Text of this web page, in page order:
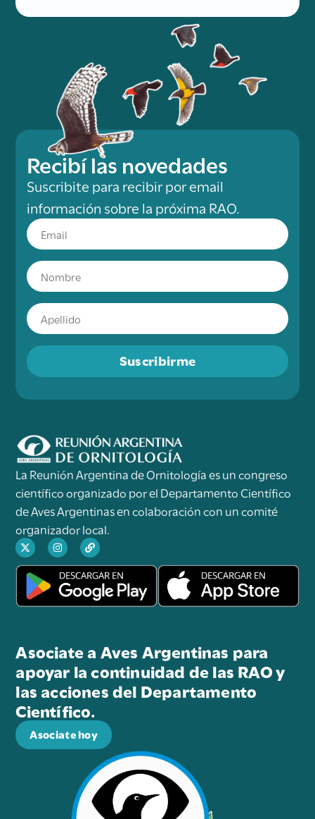
Recibí las novedades
Suscribite para recibir por email
información sobre la próxima RAO.
Suscribirme
La Reunión Argentina de Ornitología es un congreso
científico organizado por el Departamento Científico
de Aves Argentinas en colaboración con un comité
organizador local.
Asociate a Aves Argentinas para
apoyar la continuidad de las RAO y
las acciones del Departamento
Científico.
Asociate hoy